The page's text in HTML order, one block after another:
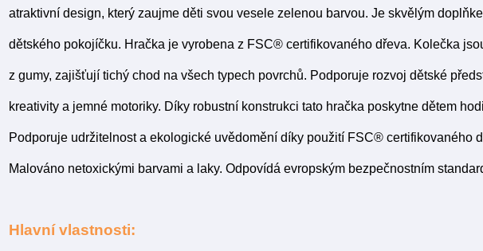
atraktivní design, který zaujme děti svou vesele zelenou barvou. Je skvělým
dětského pokojíčku. Hračka je vyrobena z FSC® certifikovaného dřeva. Kolečka
z gumy, zajišťují tichý chod na všech typech povrchů. Podporuje rozvoj dětské
kreativity a jemné motoriky. Díky robustní konstrukci tato hračka poskytne dětem
Podporuje udržitelnost a ekologické uvědomění díky použití FSC® certifikovaného
Malováno netoxickými barvami a laky. Odpovídá evropským bezpečnostním
Hlavní vlastnosti: